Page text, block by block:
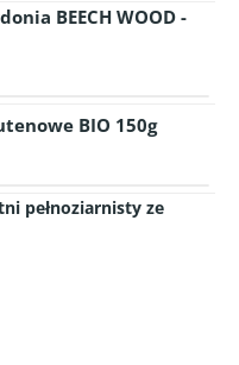
BEECH WOOD -
BIO 150g
pełnoziarnisty ze